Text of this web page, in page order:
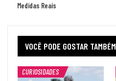
Medidas Reais
VOCÊ PODE GOSTAR TAMBÉM
CURIOSIDADES